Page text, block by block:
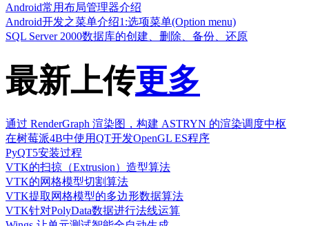
Android常用布局管理器介绍
Android开发之菜单介绍1:选项菜单(Option menu)
SQL Server 2000数据库的创建、删除、备份、还原
最新上传更多
通过 RenderGraph 渲染图，构建 ASTRYN 的渲染调度中枢
在树莓派4B中使用QT开发OpenGL ES程序
PyQT5安装过程
VTK的扫掠（Extrusion）造型算法
VTK的网格模型切割算法
VTK提取网格模型的多边形数据算法
VTK针对PolyData数据进行法线运算